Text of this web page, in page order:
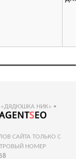
«ДЯДЮШКА НИК» •
САЙТА ТОЛЬКО С
НОМЕР